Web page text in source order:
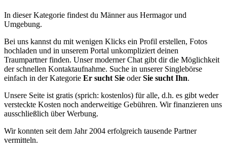
In dieser Kategorie findest du Männer aus Hermagor und
Umgebung.
Bei uns kannst du mit wenigen Klicks ein Profil erstellen, Fotos
hochladen und in unserem Portal unkompliziert deinen
Traumpartner finden. Unser moderner Chat gibt dir die Möglichkeit
der schnellen Kontaktaufnahme. Suche in unserer Singlebörse
einfach in der Kategorie Er sucht Sie oderSie sucht Ihn.
Unsere Seite ist gratis (sprich: kostenlos) für alle, d.h. es gibt weder
versteckte Kosten noch anderweitige Gebühren. Wir finanzieren uns
ausschließlich über Werbung.
Wir konnten seit dem Jahr 2004 erfolgreich tausende Partner
vermitteln.